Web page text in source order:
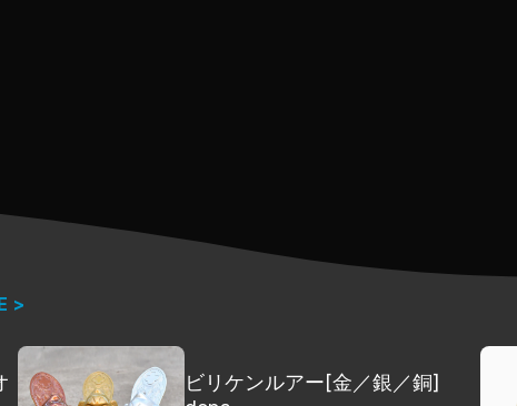
>
ビリケンルアー[金／銀／銅]